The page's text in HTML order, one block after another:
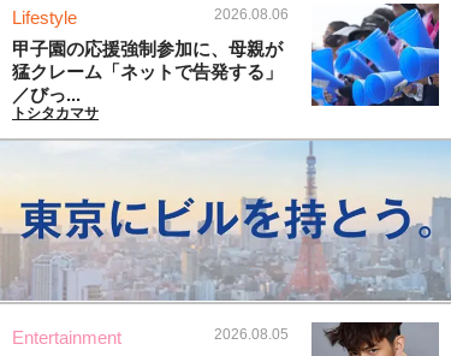
Lifestyle 2026.08.06
甲子園の応援強制参加に、母親が
猛クレーム「ネットで告発する」
／びっ...
トシタカマサ
Entertainment 2026.08.05